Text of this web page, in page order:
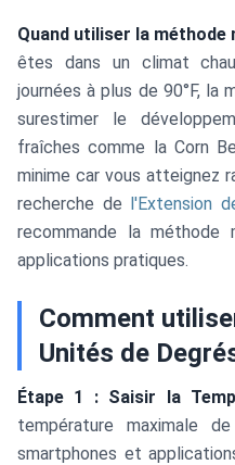
Quand utiliser la méthode
êtes dans un climat
journées à plus de 90°F, la
surestimer le
fraîches comme la Corn
minime car vous atteignez
recherche de l'Extension
recommande la
applications pratiques.
Comment
Unités de
Étape 1 : Saisir la
température maximale
smartphones et